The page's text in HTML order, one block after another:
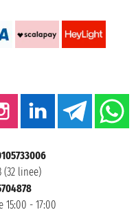
(32 linee)
15:00 - 17:00